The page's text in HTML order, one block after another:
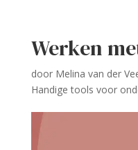
Werken
door Melina van der
Handige tools voor